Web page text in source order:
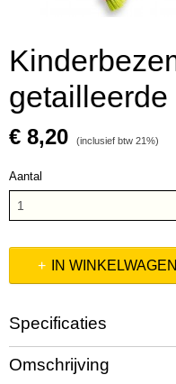
getailleerde
€ 8,20 (inclusief btw 21%)
Aantal
IN WINKELWAGEN
Specificaties
Productcode
1470750
Omschrijving